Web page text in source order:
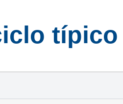
típico